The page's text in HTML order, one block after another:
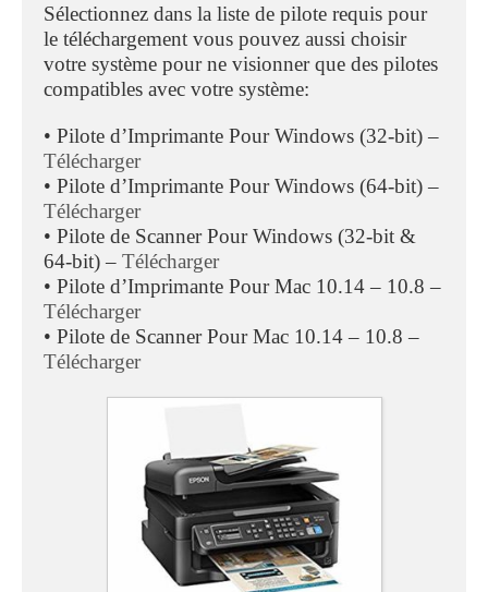
Sélectionnez dans la liste de pilote requis pour
le téléchargement vous pouvez aussi choisir
votre système pour ne visionner que des pilotes
compatibles avec votre système:
• Pilote d’Imprimante Pour Windows (32-bit) –
Télécharger
• Pilote d’Imprimante Pour Windows (64-bit) –
Télécharger
• Pilote de Scanner Pour Windows (32-bit &
64-bit) – Télécharger
• Pilote d’Imprimante Pour Mac 10.14 – 10.8 –
Télécharger
• Pilote de Scanner Pour Mac 10.14 – 10.8 –
Télécharger